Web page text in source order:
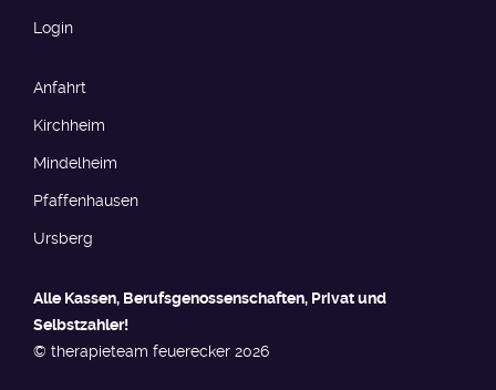
Login
Anfahrt
Kirchheim
Mindelheim
Pfaffenhausen
Ursberg
Alle Kassen, Berufs­genossen­schaften, Privat und
Selbstzahler!
© therapieteam feuerecker 2026